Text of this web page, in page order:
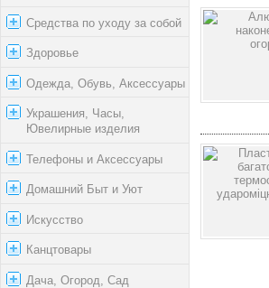
Средства по уходу за собой
Здоровье
Одежда, Обувь, Аксессуары
Украшения, Часы,
Ювелирные изделия
Телефоны и Аксессуары
Домашний Быт и Уют
Искусство
Канцтовары
Дача, Огород, Сад